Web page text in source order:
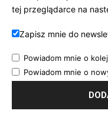
tej przeglądarce na
Zapisz mnie do
Powiadom mnie o
Powiadom mnie o